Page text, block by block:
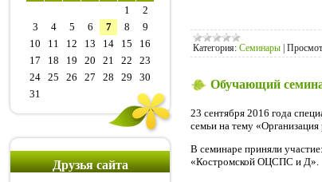
1
2
3
4 5 6 7 8
9
10
11 12 13 14 15
16
17
18 19 20 21 22
23
24 25 26 27 28 29
30
31
Друзья сайта
Категория: Семинары
Обучающий
23 сентября 2016 года
семьи на тему
В семинаре приняли
«Костромской ОЦСПС и Д».